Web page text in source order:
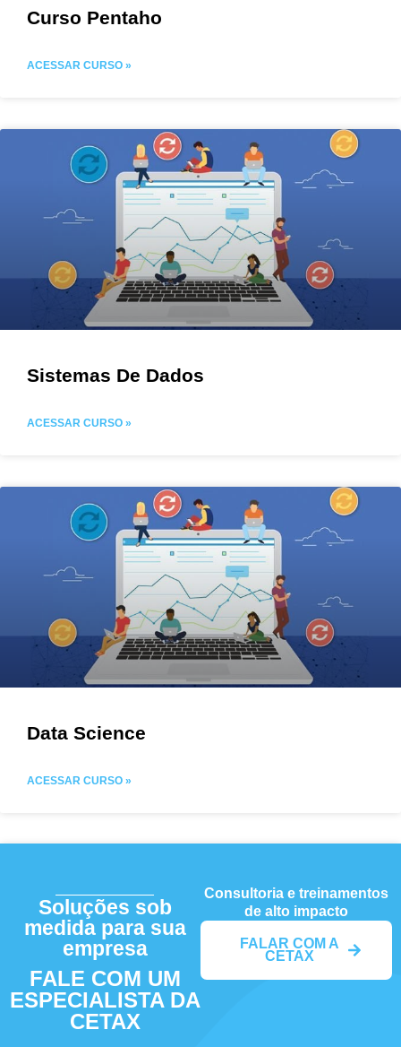
Curso Pentaho
ACESSAR CURSO »
Sistemas De Dados
ACESSAR CURSO »
Data Science
ACESSAR CURSO »
Soluções sob
medida para sua
empresa
FALE COM UM
ESPECIALISTA DA
CETAX
Consultoria e treinamentos
de alto impacto
FALAR COM A
CETAX